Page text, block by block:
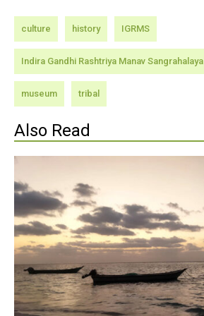
culture history IGRMS
Indira Gandhi Rashtriya Manav Sangrahalaya
museum tribal
Also Read